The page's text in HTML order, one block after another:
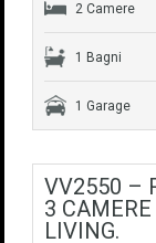
2 Camere
1 Bagni
1 Garage
VV2550 –
3
LIVING.